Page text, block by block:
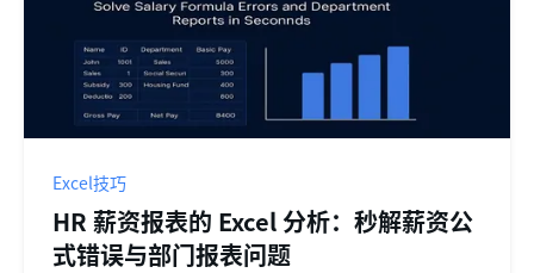
Excel技巧
HR 薪资报表的 Excel 分析：秒解薪资公
式错误与部门报表问题